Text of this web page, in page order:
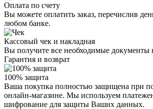
Оплата по счету
Вы можете оплатить заказ, перечислив
любом банке.
Кассовый чек и накладная
Вы получите все необходимые документы
Гарантия и возврат
100% защита
Ваша покупка полностью защищена при
онлайн-магазине. Мы используем
шифрование для защиты Ваших данных.